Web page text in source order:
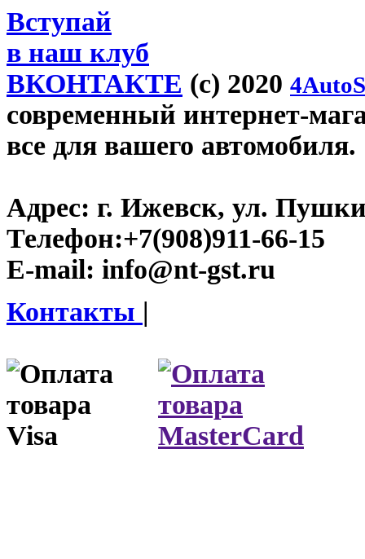
Вступай
в наш клуб
ВКОНТАКТЕ (c) 2020
современный интернет-
все для вашего автомобиля.
Адрес: г. Ижевск, ул.
Телефон:+7(908)911-66-15
E-mail: info@nt-gst.ru
Контакты |